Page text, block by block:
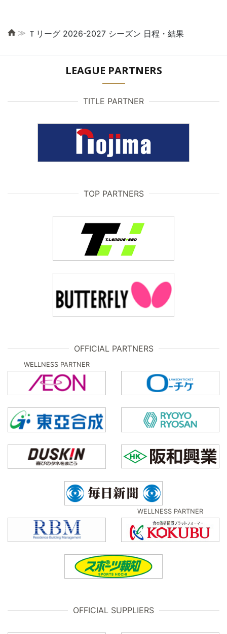
≫ Ｔリーグ 2026-2027 シーズン 日程・結果
LEAGUE PARTNERS
TITLE PARTNER
TOP PARTNERS
OFFICIAL PARTNERS
WELLNESS PARTNER
WELLNESS PARTNER
OFFICIAL SUPPLIERS